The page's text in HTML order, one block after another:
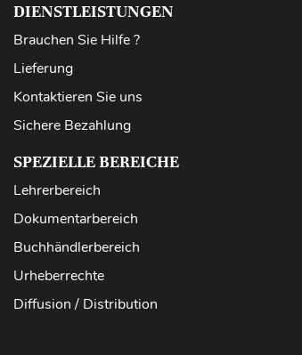
DIENSTLEISTUNGEN
Brauchen Sie Hilfe ?
Lieferung
Kontaktieren Sie uns
Sichere Bezahlung
SPEZIELLE BEREICHE
Lehrerbereich
Dokumentarbereich
Buchhändlerbereich
Urheberrechte
Diffusion / Distribution